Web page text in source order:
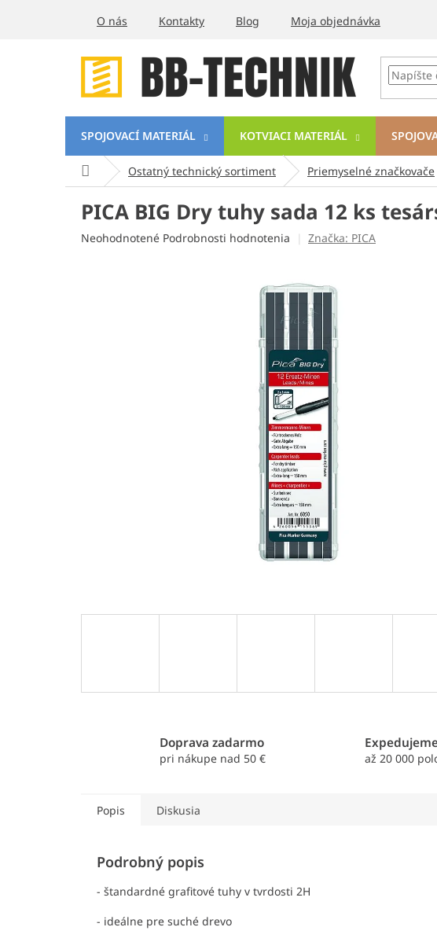
O nás Kontakty Blog Moja objednávka
SPOJOVACÍ MATERIÁL KOTVIACI MATERIÁL
DomovOstatný technický sortiment Priemyselné značkovače
PICA BIG Dry tuhy sada 12 ks
Priemerné
Neohodnotené Podrobnosti hodnotenia Značka: PICA
Doprava zadarmo
pri nákupe nad 50 € až 20 000
Popis Diskusia
Podrobný popis
- štandardné grafitové tuhy v tvrdosti 2H
- ideálne pre suché drevo